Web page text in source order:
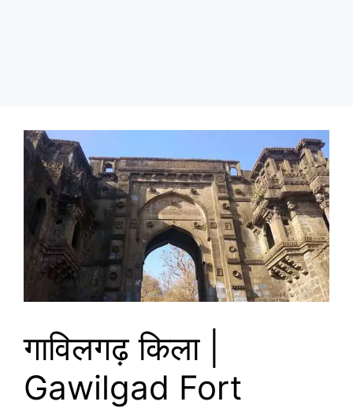
गाविलगढ़ किला |
Gawilgad Fort